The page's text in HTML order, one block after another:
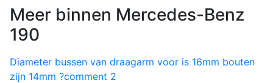
Meer binnen Mercedes-Benz
190
Diameter bussen van draagarm voor is 16mm bouten
zijn 14mm ?comment 2